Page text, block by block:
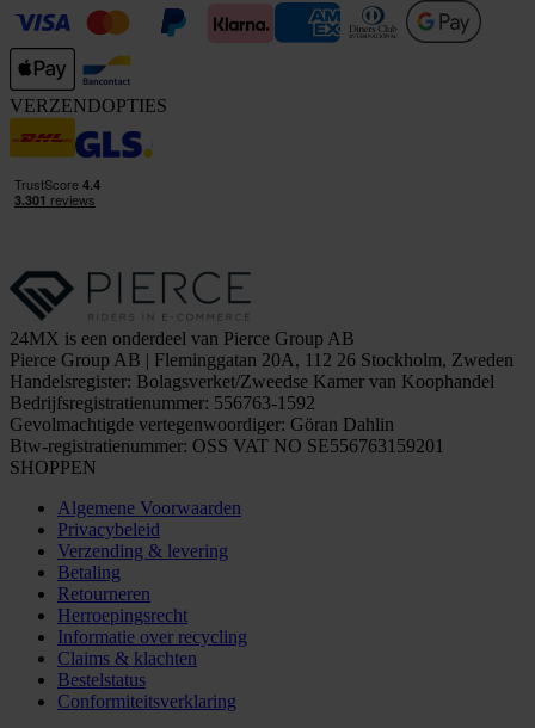
VERZENDOPTIES
24MX is een onderdeel van Pierce Group AB
Pierce Group AB | Fleminggatan 20A, 112 26 Stockholm, Zweden
Handelsregister: Bolagsverket/Zweedse Kamer van Koophandel
Bedrijfsregistratienummer: 556763-1592
Gevolmachtigde vertegenwoordiger: Göran Dahlin
Btw-registratienummer: OSS VAT NO SE556763159201
SHOPPEN
Algemene Voorwaarden
Privacybeleid
Verzending & levering
Betaling
Retourneren
Herroepingsrecht
Informatie over recycling
Claims & klachten
Bestelstatus
Conformiteitsverklaring